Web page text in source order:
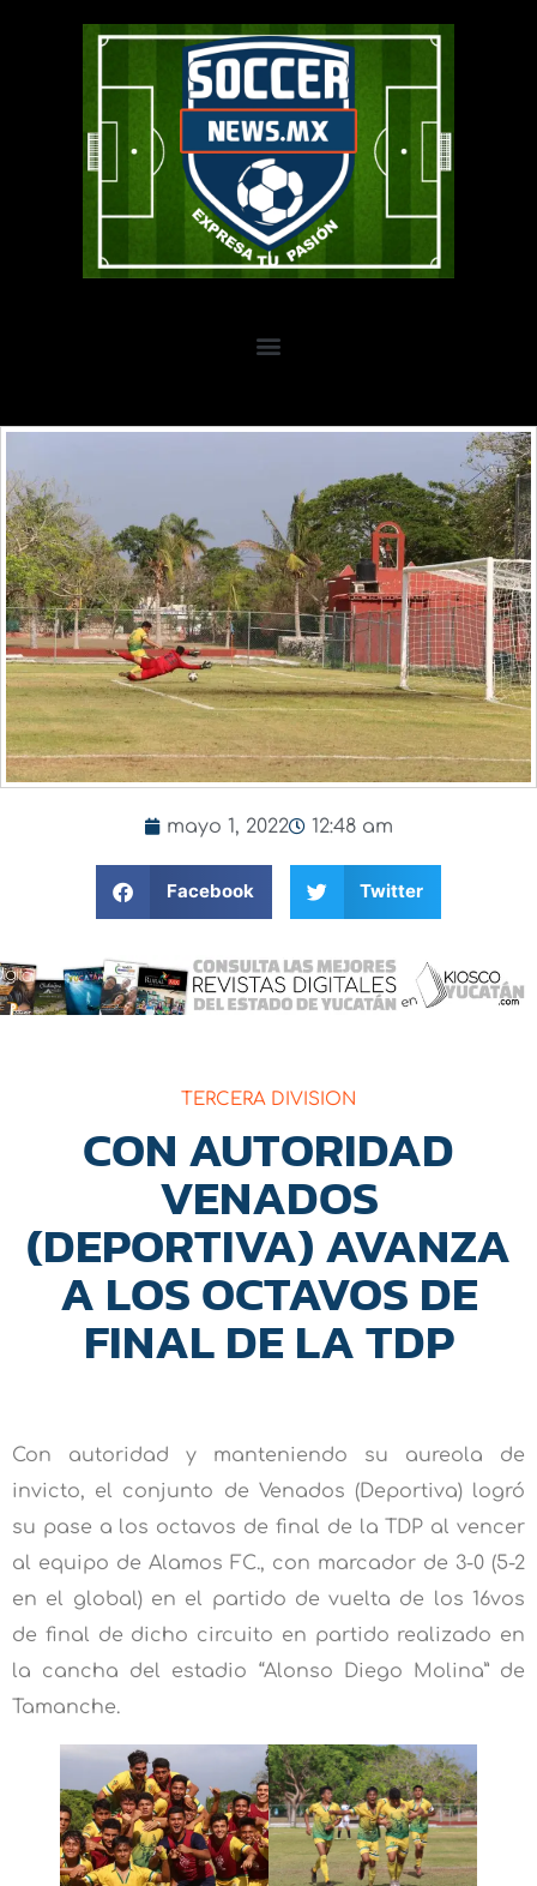
mayo 1, 2022 12:48 am
Facebook Twitter
TERCERA DIVISION
CON AUTORIDAD
VENADOS
(DEPORTIVA) AVANZA
A LOS OCTAVOS DE
FINAL DE LA TDP
Con autoridad y manteniendo su aureola de
invicto, el conjunto de Venados (Deportiva) logró
su pase a los octavos de final de la TDP al vencer
al equipo de Alamos FC., con marcador de 3-0 (5-2
en el global) en el partido de vuelta de los 16vos
de final de dicho circuito en partido realizado en
la cancha del estadio “Alonso Diego Molina” de
Tamanche.